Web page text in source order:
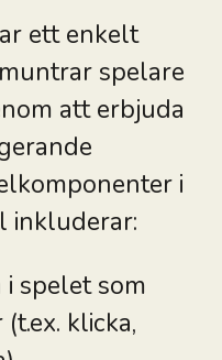
ett enkelt
spelare
att erbjuda
i
inkluderar:
spelet som
klicka,